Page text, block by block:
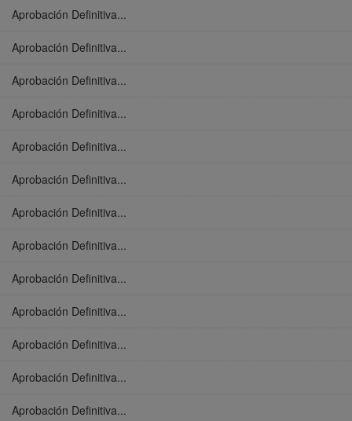
Aprobación Definitiva...
Aprobación Definitiva...
Aprobación Definitiva...
Aprobación Definitiva...
Aprobación Definitiva...
Aprobación Definitiva...
Aprobación Definitiva...
Aprobación Definitiva...
Aprobación Definitiva...
Aprobación Definitiva...
Aprobación Definitiva...
Aprobación Definitiva...
Aprobación Definitiva...